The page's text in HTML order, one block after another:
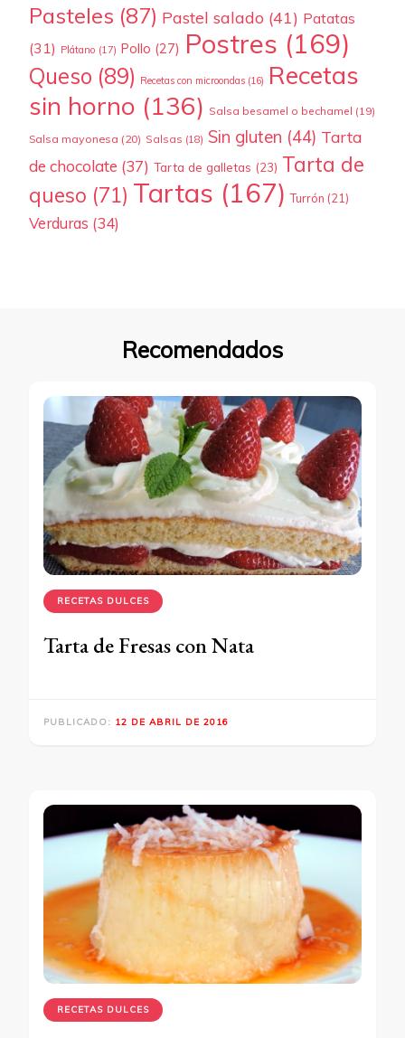
Pasteles (87) Pastel salado (41) Patatas
(31) Plátano (17) Pollo (27) Postres (169)
Queso (89) Recetas con microondas (16) Recetas
sin horno (136) Salsa besamel o bechamel (19)
Salsa mayonesa (20) Salsas (18) Sin gluten (44) Tarta
de chocolate (37) Tarta de galletas (23) Tarta de
queso (71) Tartas (167) Turrón (21)
Verduras (34)
Recomendados
RECETAS DULCES
Tarta de Fresas con Nata
PUBLICADO: 12 DE ABRIL DE 2016
RECETAS DULCES